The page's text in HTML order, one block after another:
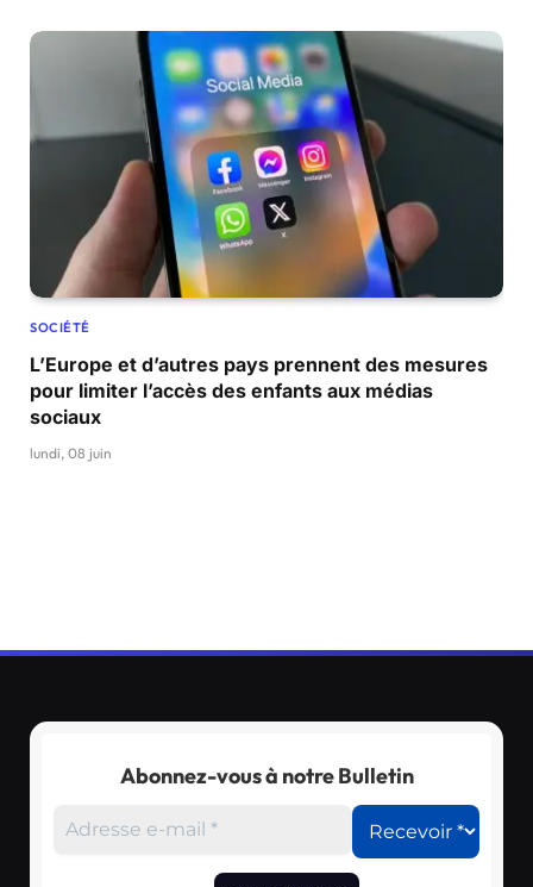
SOCIÉTÉ
L’Europe et d’autres pays prennent des mesures
pour limiter l’accès des enfants aux médias
sociaux
lundi, 08 juin
Abonnez-vous à notre Bulletin